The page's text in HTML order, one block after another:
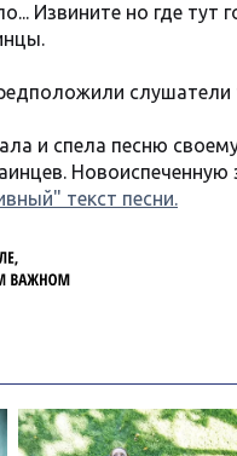
Извините но где тут
слушатели
и спела песню
Новоиспеченную
текст песни.